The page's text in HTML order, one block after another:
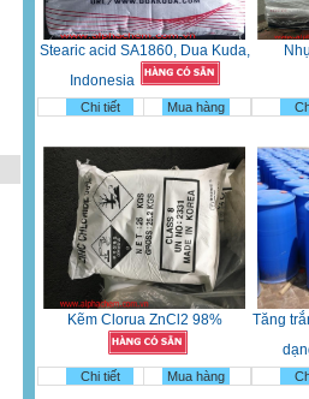
Stearic acid SA1860, Dua Kuda,
Indonesia
Chi tiết Mua hàng
Kẽm Clorua ZnCl2 98%
Chi tiết Mua hàng
Tăng